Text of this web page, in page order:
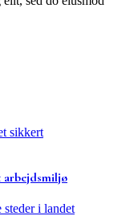
arbejdsmiljø